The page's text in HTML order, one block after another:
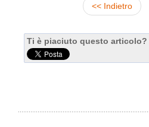
<< Indietro
Ti è piaciuto questo